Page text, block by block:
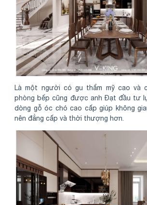
Là một người có gu thẩm mỹ cao và
phòng bếp cũng được anh Đạt đầu tư
dòng gỗ óc chó cao cấp giúp không
nên đẳng cấp và thời thượng hơn.